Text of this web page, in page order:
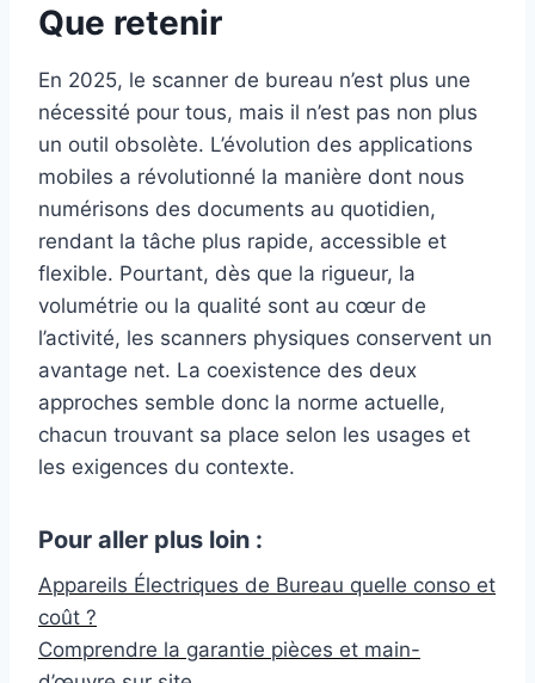
Que retenir
En 2025, le scanner de bureau n’est plus une
nécessité pour tous, mais il n’est pas non plus
un outil obsolète. L’évolution des applications
mobiles a révolutionné la manière dont nous
numérisons des documents au quotidien,
rendant la tâche plus rapide, accessible et
flexible. Pourtant, dès que la rigueur, la
volumétrie ou la qualité sont au cœur de
l’activité, les scanners physiques conservent un
avantage net. La coexistence des deux
approches semble donc la norme actuelle,
chacun trouvant sa place selon les usages et
les exigences du contexte.
Pour aller plus loin :
Appareils Électriques de Bureau quelle conso et
coût ?
Comprendre la garantie pièces et main-